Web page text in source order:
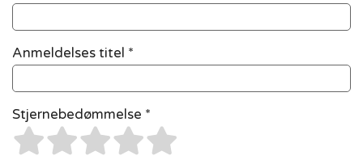
Anmeldelses titel *
Stjernebedømmelse *